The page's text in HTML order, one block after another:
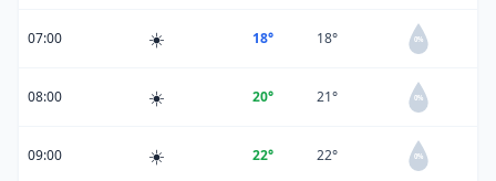
07:00 ☀️ 18° 18° 0%
08:00 ☀️ 20° 21° 0%
09:00 ☀️ 22° 22° 0%